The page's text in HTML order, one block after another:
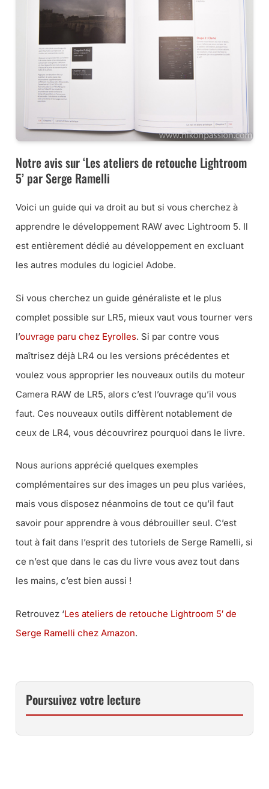
Notre avis sur ‘Les ateliers de retouche Lightroom
5’ par Serge Ramelli
Voici un guide qui va droit au but si vous cherchez à
apprendre le développement RAW avec Lightroom 5. Il
est entièrement dédié au développement en excluant
les autres modules du logiciel Adobe.
Si vous cherchez un guide généraliste et le plus
complet possible sur LR5, mieux vaut vous tourner vers
l’ouvrage paru chez Eyrolles. Si par contre vous
maîtrisez déjà LR4 ou les versions précédentes et
voulez vous approprier les nouveaux outils du moteur
Camera RAW de LR5, alors c’est l’ouvrage qu’il vous
faut. Ces nouveaux outils diffèrent notablement de
ceux de LR4, vous découvrirez pourquoi dans le livre.
Nous aurions apprécié quelques exemples
complémentaires sur des images un peu plus variées,
mais vous disposez néanmoins de tout ce qu’il faut
savoir pour apprendre à vous débrouiller seul. C’est
tout à fait dans l’esprit des tutoriels de Serge Ramelli, si
ce n’est que dans le cas du livre vous avez tout dans
les mains, c’est bien aussi !
Retrouvez ‘Les ateliers de retouche Lightroom 5′ de
Serge Ramelli chez Amazon.
Poursuivez votre lecture